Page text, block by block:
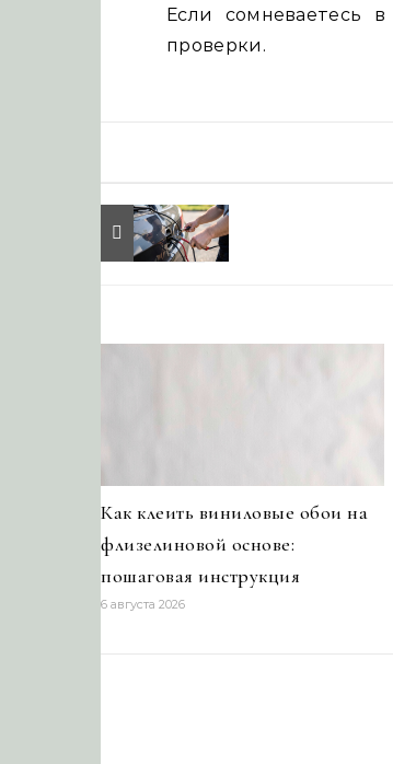
Если сомневаетесь
проверки.
Как клеить виниловые обои на
флизелиновой основе:
пошаговая инструкция
6 августа 2026